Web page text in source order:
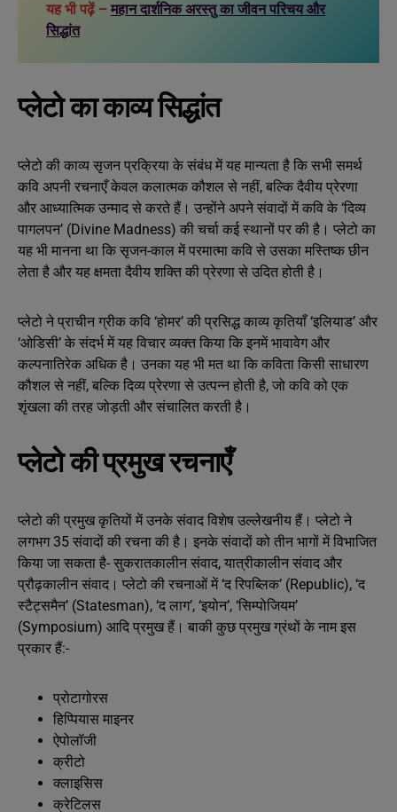
यह भी पढ़ें – महान दार्शनिक अरस्तु का जीवन परिचय और
सिद्धांत
प्लेटो का काव्य सिद्धांत
प्लेटो की काव्य सृजन प्रक्रिया के संबंध में यह मान्यता है कि सभी समर्थ
कवि अपनी रचनाएँ केवल कलात्मक कौशल से नहीं, बल्कि दैवीय प्रेरणा
और आध्यात्मिक उन्माद से करते हैं। उन्होंने अपने संवादों में कवि के ‘दिव्य
पागलपन’ (Divine Madness) की चर्चा कई स्थानों पर की है। प्लेटो का
यह भी मानना था कि सृजन-काल में परमात्मा कवि से उसका मस्तिष्क छीन
लेता है और यह क्षमता दैवीय शक्ति की प्रेरणा से उदित होती है।
प्लेटो ने प्राचीन ग्रीक कवि ‘होमर’ की प्रसिद्ध काव्य कृतियाँ ‘इलियाड’ और
‘ओडिसी’ के संदर्भ में यह विचार व्यक्त किया कि इनमें भावावेग और
कल्पनातिरेक अधिक है। उनका यह भी मत था कि कविता किसी साधारण
कौशल से नहीं, बल्कि दिव्य प्रेरणा से उत्पन्न होती है, जो कवि को एक
शृंखला की तरह जोड़ती और संचालित करती है।
प्लेटो की प्रमुख रचनाएँ
प्लेटो की प्रमुख कृतियों में उनके संवाद विशेष उल्लेखनीय हैं। प्लेटो ने
लगभग 35 संवादों की रचना की है। इनके संवादों को तीन भागों में विभाजित
किया जा सकता है- सुकरातकालीन संवाद, यात्रीकालीन संवाद और
प्रौढ़कालीन संवाद। प्लेटो की रचनाओं में ‘द रिपब्लिक’ (Republic), ‘द
स्टैट्समैन’ (Statesman), ‘द लाग’, ‘इयोन’, ‘सिम्पोजियम’
(Symposium) आदि प्रमुख हैं। बाकी कुछ प्रमुख ग्रंथों के नाम इस
प्रकार हैं:-
प्रोटागोरस
हिप्पियास माइनर
ऐपोलॉजी
क्रीटो
क्लाइसिस
क्रेटिलस